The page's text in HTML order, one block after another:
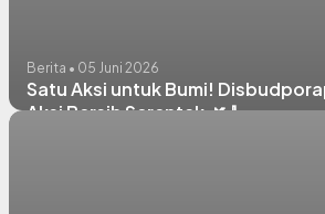
Berita • 05 Juni 2026
Satu Aksi untuk Bumi!
Aksi Bersih Serentak 🌿🧹